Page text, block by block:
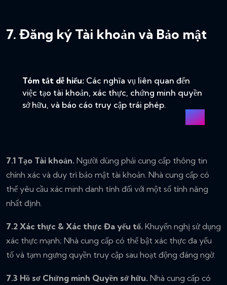
7. Đăng ký Tài khoản và Bảo mật
Tóm tắt dễ hiểu: Các nghĩa vụ liên quan đến
việc tạo tài khoản, xác thực, chứng minh quyền
sở hữu, và báo cáo truy cập trái phép.
7.1 Tạo Tài khoản. Người dùng phải cung cấp thông tin
chính xác và duy trì bảo mật tài khoản. Nhà cung cấp có
thể yêu cầu xác minh danh tính đối với một số tính năng
nhất định.
7.2 Xác thực & Xác thực Đa yếu tố. Khuyến nghị sử dụng
xác thực mạnh; Nhà cung cấp có thể bật xác thực đa yếu
tố và tạm ngưng quyền truy cập sau hoạt động đáng ngờ.
7.3 Hồ sơ Chứng minh Quyền sở hữu. Nhà cung cấp có